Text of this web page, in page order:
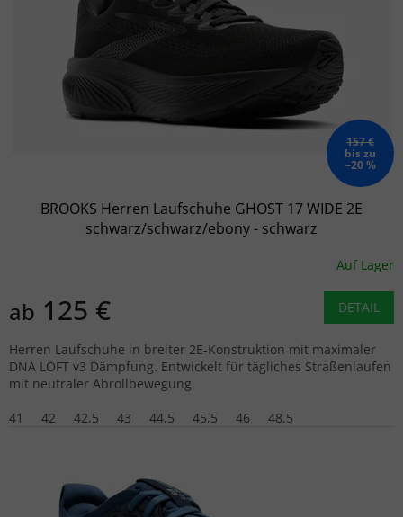
157 €
bis zu
–20 %
BROOKS Herren Laufschuhe GHOST 17 WIDE 2E
schwarz/schwarz/ebony - schwarz
Auf Lager
ab 125 € DETAIL
Herren Laufschuhe in breiter 2E-Konstruktion mit maximaler
DNA LOFT v3 Dämpfung. Entwickelt für tägliches Straßenlaufen
mit neutraler Abrollbewegung.
41
42 42,5 43 44,5 45,5 46 48,5